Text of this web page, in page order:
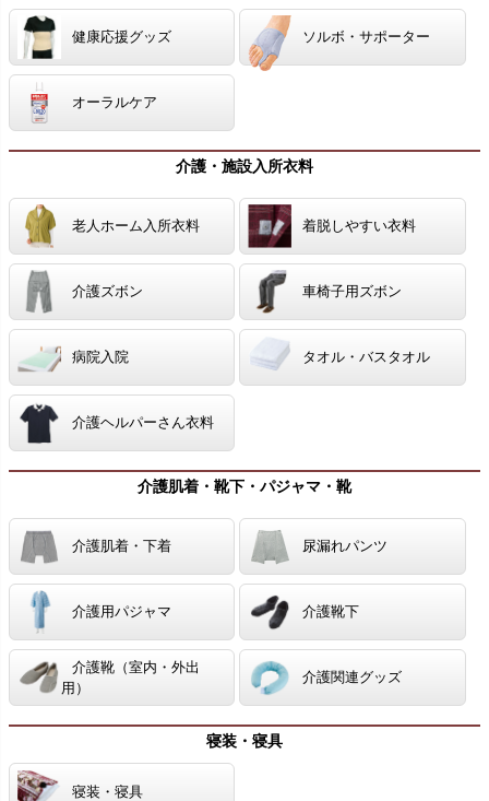
健康応援グッズ ソルボ・サポーター
オーラルケア
介護・施設入所衣料
老人ホーム入所衣料 着脱しやすい衣料
介護ズボン 車椅子用ズボン
病院入院 タオル・バスタオル
介護ヘルパーさん衣料
介護肌着・靴下・パジャマ・靴
介護肌着・下着 尿漏れパンツ
介護用パジャマ 介護靴下
介護靴（室内・外出
用）
介護関連グッズ
寝装・寝具
寝装・寝具